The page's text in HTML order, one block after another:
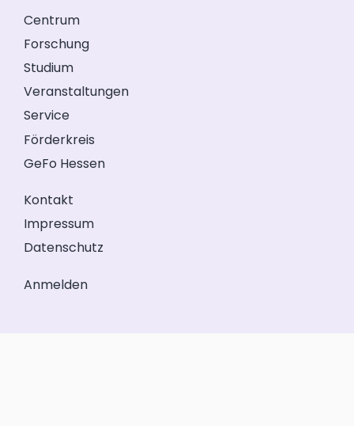
Centrum
Forschung
Studium
Veranstaltungen
Service
Förderkreis
GeFo Hessen
Kontakt
Impressum
Datenschutz
Anmelden